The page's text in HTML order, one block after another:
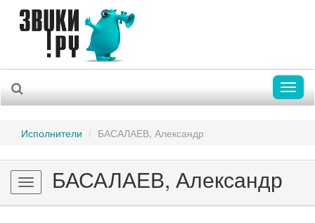
Исполнители БАСАЛАЕВ, Александр
Toggle
navigation
БАСАЛАЕВ, Александр